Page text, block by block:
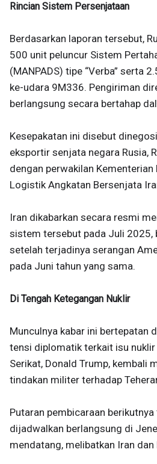
Rincian Sistem Persenjataan
Berdasarkan laporan tersebut,
500 unit peluncur Sistem
(MANPADS) tipe “Verba” serta
ke-udara 9M336. Pengiriman
berlangsung secara bertahap
Kesepakatan ini disebut
eksportir senjata negara Rusia,
dengan perwakilan Kementerian
Logistik Angkatan Bersenjata
Iran dikabarkan secara resmi
sistem tersebut pada Juli 2025,
setelah terjadinya serangan
pada Juni tahun yang sama.
Di Tengah Ketegangan Nuklir
Munculnya kabar ini bertepatan
tensi diplomatik terkait isu
Serikat, Donald Trump, kembali
tindakan militer terhadap
Putaran pembicaraan
dijadwalkan berlangsung di
mendatang, melibatkan Iran dan